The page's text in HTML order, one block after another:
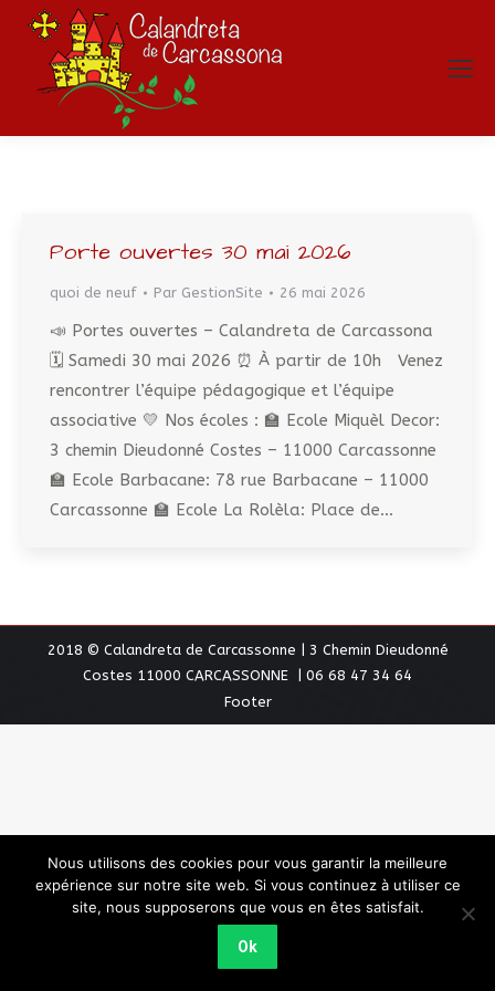
Porte ouvertes 30 mai 2026
quoi de neuf Par GestionSite 26 mai 2026
📣 Portes ouvertes – Calandreta de Carcassona
🗓️ Samedi 30 mai 2026 ⏰ À partir de 10h Venez
rencontrer l’équipe pédagogique et l’équipe
associative 💛 Nos écoles : 🏫 Ecole Miquèl Decor:
3 chemin Dieudonné Costes – 11000 Carcassonne
🏫 Ecole Barbacane: 78 rue Barbacane – 11000
Carcassonne 🏫 Ecole La Rolèla: Place de…
2018 © Calandreta de Carcassonne | 3 Chemin Dieudonné
Costes 11000 CARCASSONNE | 06 68 47 34 64
Footer
Nous utilisons des cookies pour vous garantir la meilleure
expérience sur notre site web. Si vous continuez à utiliser ce
site, nous supposerons que vous en êtes satisfait.
Ok